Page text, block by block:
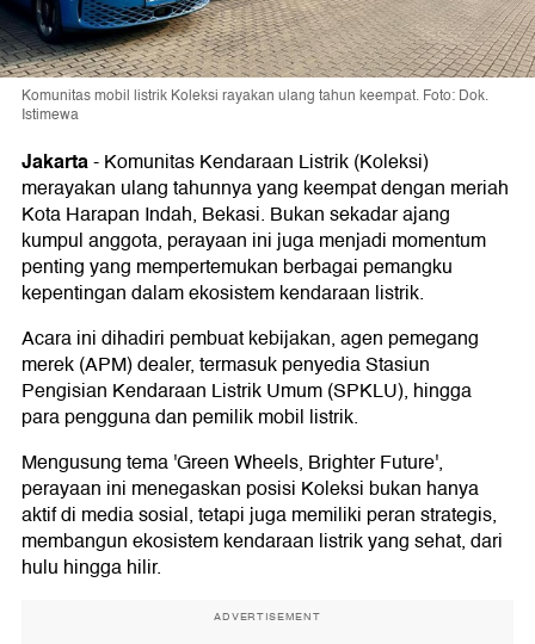
Komunitas mobil listrik Koleksi rayakan ulang tahun keempat. Foto: Dok.
Istimewa
Jakarta-Komunitas Kendaraan Listrik (Koleksi)
merayakan ulang tahunnya yang keempat dengan meriah
Kota Harapan Indah, Bekasi. Bukan sekadar ajang
kumpul anggota, perayaan ini juga menjadi momentum
penting yang mempertemukan berbagai pemangku
kepentingan dalam ekosistem kendaraan listrik.
Acara ini dihadiri pembuat kebijakan, agen pemegang
merek (APM) dealer, termasuk penyedia Stasiun
Pengisian Kendaraan Listrik Umum (SPKLU), hingga
para pengguna dan pemilik mobil listrik.
Mengusung tema 'Green Wheels, Brighter Future',
perayaan ini menegaskan posisi Koleksi bukan hanya
aktif di media sosial, tetapi juga memiliki peran strategis,
membangun ekosistem kendaraan listrik yang sehat, dari
hulu hingga hilir.
ADVERTISEMENT